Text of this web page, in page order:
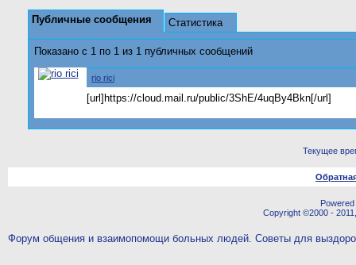
Публичные сообщения Статистика
Показано с 1 по 1 из 1 публичных сообщений
rio rici
[url]https://cloud.mail.ru/public/3ShE/4uqBy4Bkn[/url]
Текущее
Copyright ©2000 -
Форум общения и взаимопомощи больных людей. Советы для